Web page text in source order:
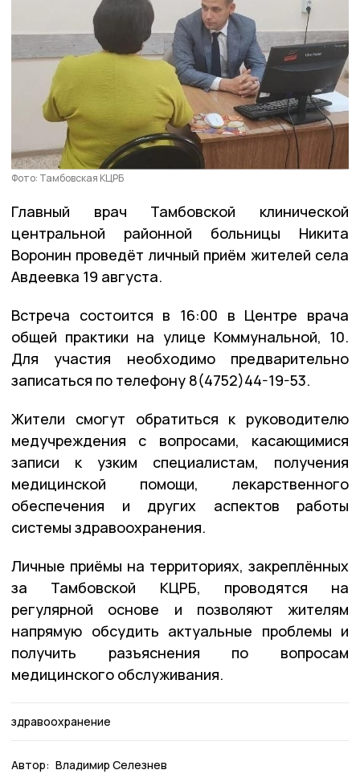
Фото: Тамбовская КЦРБ
Главный врач Тамбовской клинической
центральной районной больницы Никита
Воронин проведёт личный приём жителей села
Авдеевка 19 августа.
Встреча состоится в 16:00 в Центре врача
общей практики на улице Коммунальной, 10.
Для участия необходимо предварительно
записаться по телефону 8(4752)44-19-53.
Жители смогут обратиться к руководителю
медучреждения с вопросами, касающимися
записи к узким специалистам, получения
медицинской помощи, лекарственного
обеспечения и других аспектов работы
системы здравоохранения.
Личные приёмы на территориях, закреплённых
за Тамбовской КЦРБ, проводятся на
регулярной основе и позволяют жителям
напрямую обсудить актуальные проблемы и
получить разъяснения по вопросам
медицинского обслуживания.
здравоохранение
Автор: Владимир Селезнев